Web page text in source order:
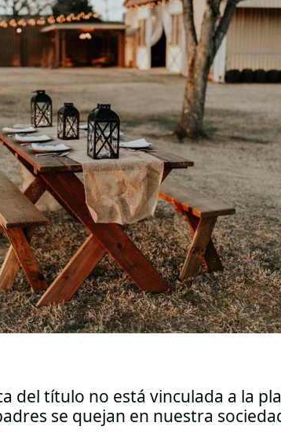
del título no está vinculada a la
se quejan en nuestra